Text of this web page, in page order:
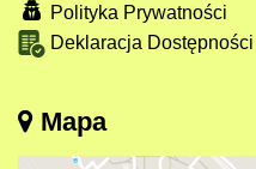
Polityka Prywatności
Deklaracja Dostępności
Mapa